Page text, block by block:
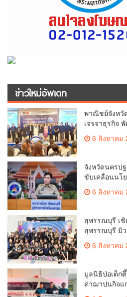
ข่าวใหม่อัพเดท
พาณิชย์จังหวั
เจรจาธุรกิจ
ระหว่างประเ
6 สิงหาคม
จังหวัดนครป
ขับเคลื่อนนโ
เทคโนโลยี
6 สิงหาคม
สุพรรณบุรี เ
สุพรรณบุรี มิ
มาก6 สิงหาคม
มูลนิธิป่อเต็ก
ค่าฌาปนกิจแ
เพลิงไหม้ โร